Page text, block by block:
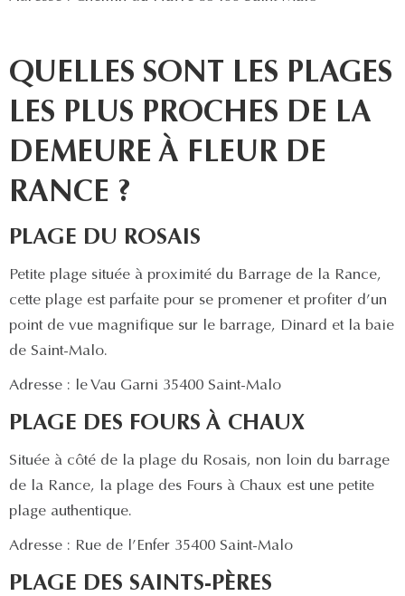
QUELLES SONT LES PLAGES
LES PLUS PROCHES DE LA
DEMEURE À FLEUR DE
RANCE ?
PLAGE DU ROSAIS
Petite plage située à proximité du Barrage de la Rance,
cette plage est parfaite pour se promener et profiter d’un
point de vue magnifique sur le barrage, Dinard et la baie
de Saint-Malo.
Adresse : le Vau Garni 35400 Saint-Malo
PLAGE DES FOURS À CHAUX
Située à côté de la plage du Rosais, non loin du barrage
de la Rance, la plage des Fours à Chaux est une petite
plage authentique.
Adresse : Rue de l’Enfer 35400 Saint-Malo
PLAGE DES SAINTS-PÈRES